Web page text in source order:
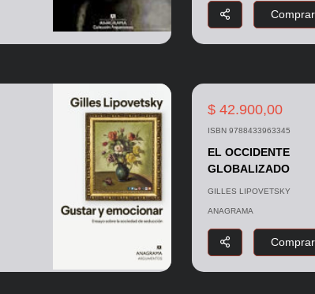
Comprar
$ 42.900,00
ISBN 9788433963345
EL OCCIDENTE
GLOBALIZADO
GILLES LIPOVETSKY
ANAGRAMA
Comprar